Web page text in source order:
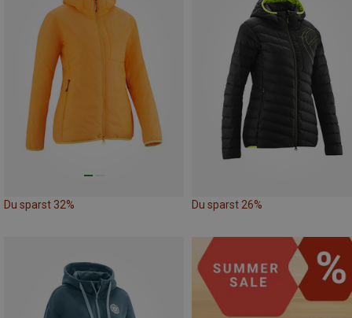
Du sparst 32% Du sparst 26%